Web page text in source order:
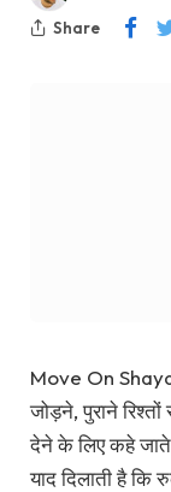
Share
Move On
जोड़ने, पुराने
देने के लिए कहे जाते
याद दिलाती है कि